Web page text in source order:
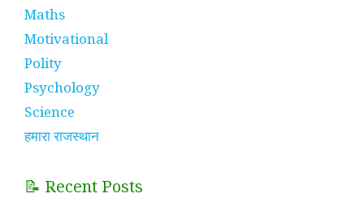
Maths
Motivational
Polity
Psychology
Science
हमारा राजस्थान
📝 Recent Posts